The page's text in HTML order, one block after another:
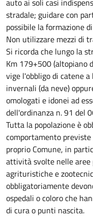
auto ai soli casi
stradale; guidare con
possibile la formazione
Non utilizzare mezzi di
Si ricorda che lungo la
Km 179+500 (altopiano
vige l'obbligo di catene
invernali (da neve)
omologati e idonei ad
dell'ordinanza n. 91 del
Tutta la popolazione è
comportamento
proprio Comune, in
attività svolte nelle aree
agrituristiche e
obbligatoriamente
ospedali o coloro che
di cura o punti nascita.